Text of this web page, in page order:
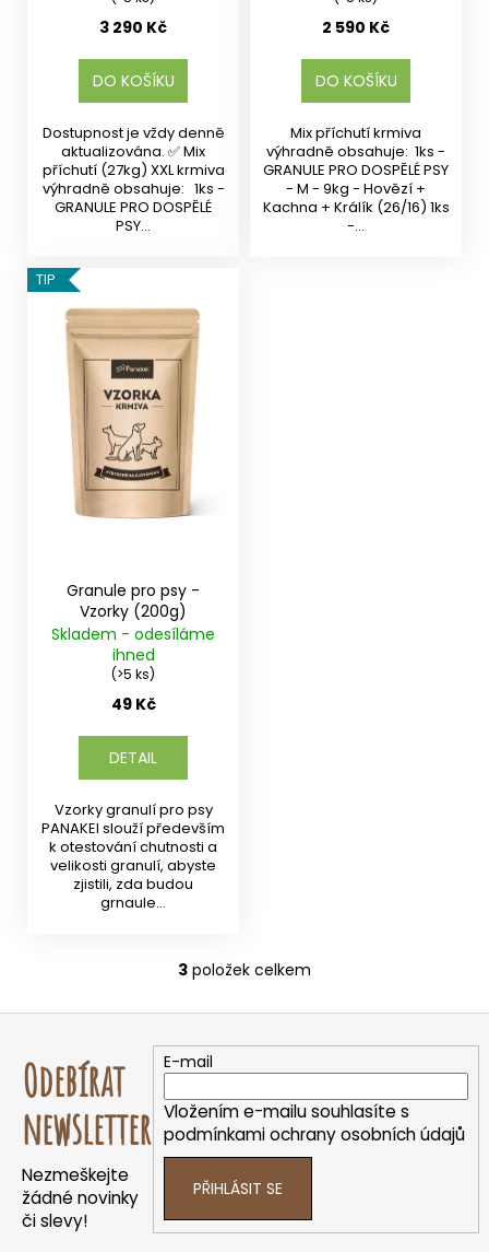
3 290 Kč
DO KOŠÍKU
Dostupnost je vždy denně
aktualizována. ✅ Mix
příchutí (27kg) XXL krmiva
výhradně obsahuje: 1ks -
GRANULE PRO DOSPĚLÉ
PSY...
2 590 Kč
DO KOŠÍKU
Mix příchutí krmiva
výhradně obsahuje: 1ks -
GRANULE PRO DOSPĚLÉ PSY
- M - 9kg - Hovězí +
Kachna + Králík (26/16) 1ks
-...
TIP
Granule pro psy -
Vzorky (200g)
Skladem - odesíláme
ihned
(>5 ks)
49 Kč
DETAIL
Vzorky granulí pro psy
PANAKEI slouží především
k otestování chutnosti a
velikosti granulí, abyste
zjistili, zda budou
grnaule...
O
v
á
d
a
c
í
r
v
3 položek celkem
Odebírat
newsletter
Nezmeškejte
žádné novinky
či slevy!
E-mail
Vložením e-mailu souhlasíte s
podmínkami ochrany osobních údajů
PŘIHLÁSIT SE